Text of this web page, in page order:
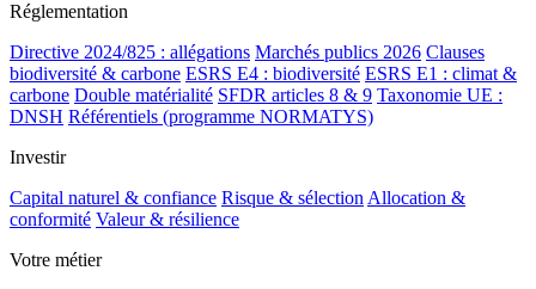
Réglementation
Directive 2024/825 : allégations Marchés publics 2026 Clauses
biodiversité & carbone ESRS E4 : biodiversité ESRS E1 : climat &
carbone Double matérialité SFDR articles 8 & 9 Taxonomie UE :
DNSH Référentiels (programme NORMATYS)
Investir
Capital naturel & confiance Risque & sélection Allocation &
conformité Valeur & résilience
Votre métier